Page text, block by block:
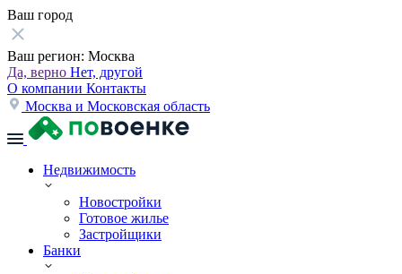
Ваш город
Ваш регион: Москва
Да, верно Нет, другой
О компании Контакты
Москва и Московская область
Недвижимость
Новостройки
Готовое жилье
Застройщики
Банки